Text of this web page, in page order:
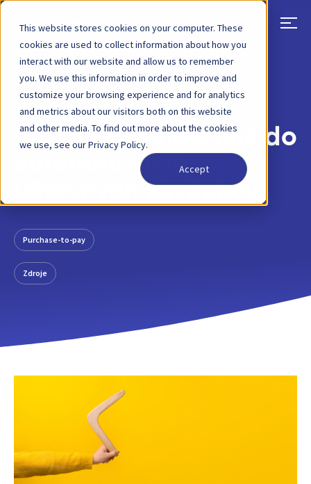
This website stores cookies on your computer. These
cookies are used to collect information about how you
interact with our website and allow us to remember
you. We use this information in order to improve and
customize your browsing experience and for analytics
and metrics about our visitors both on this website
and other media. To find out more about the cookies
we use, see our Privacy Policy.
Accept
SPÄŤ PRÍSPEVOK NA BLOGU 03. JANUÁR 2021
Ako vypočítať
návratnosť investícií do
automatizácie
účtovných záväzkov
Purchase-to-pay
Zdroje